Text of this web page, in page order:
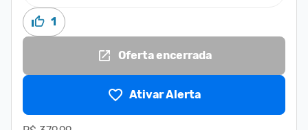
1
Oferta encerrada
Ativar Alerta